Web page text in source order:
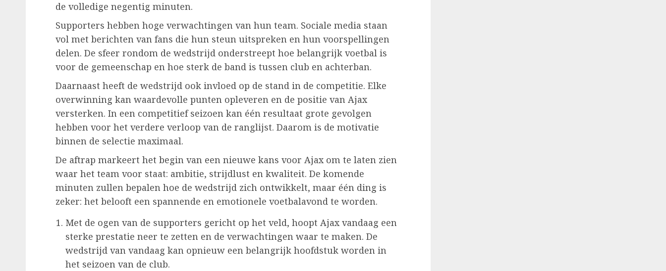
de volledige negentig minuten.
Supporters hebben hoge verwachtingen van hun team. Sociale media staan
vol met berichten van fans die hun steun uitspreken en hun voorspellingen
delen. De sfeer rondom de wedstrijd onderstreept hoe belangrijk voetbal is
voor de gemeenschap en hoe sterk de band is tussen club en achterban.
Daarnaast heeft de wedstrijd ook invloed op de stand in de competitie. Elke
overwinning kan waardevolle punten opleveren en de positie van Ajax
versterken. In een competitief seizoen kan één resultaat grote gevolgen
hebben voor het verdere verloop van de ranglijst. Daarom is de motivatie
binnen de selectie maximaal.
De aftrap markeert het begin van een nieuwe kans voor Ajax om te laten zien
waar het team voor staat: ambitie, strijdlust en kwaliteit. De komende
minuten zullen bepalen hoe de wedstrijd zich ontwikkelt, maar één ding is
zeker: het belooft een spannende en emotionele voetbalavond te worden.
Met de ogen van de supporters gericht op het veld, hoopt Ajax vandaag een
sterke prestatie neer te zetten en de verwachtingen waar te maken. De
wedstrijd van vandaag kan opnieuw een belangrijk hoofdstuk worden in
het seizoen van de club.